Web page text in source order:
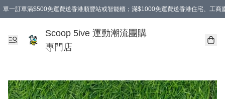
單一訂單滿$500免運費送香港順豐站或智能櫃；滿$1000免運費送香港住宅、工商
Scoop 5ive 運動潮流團購
專門店